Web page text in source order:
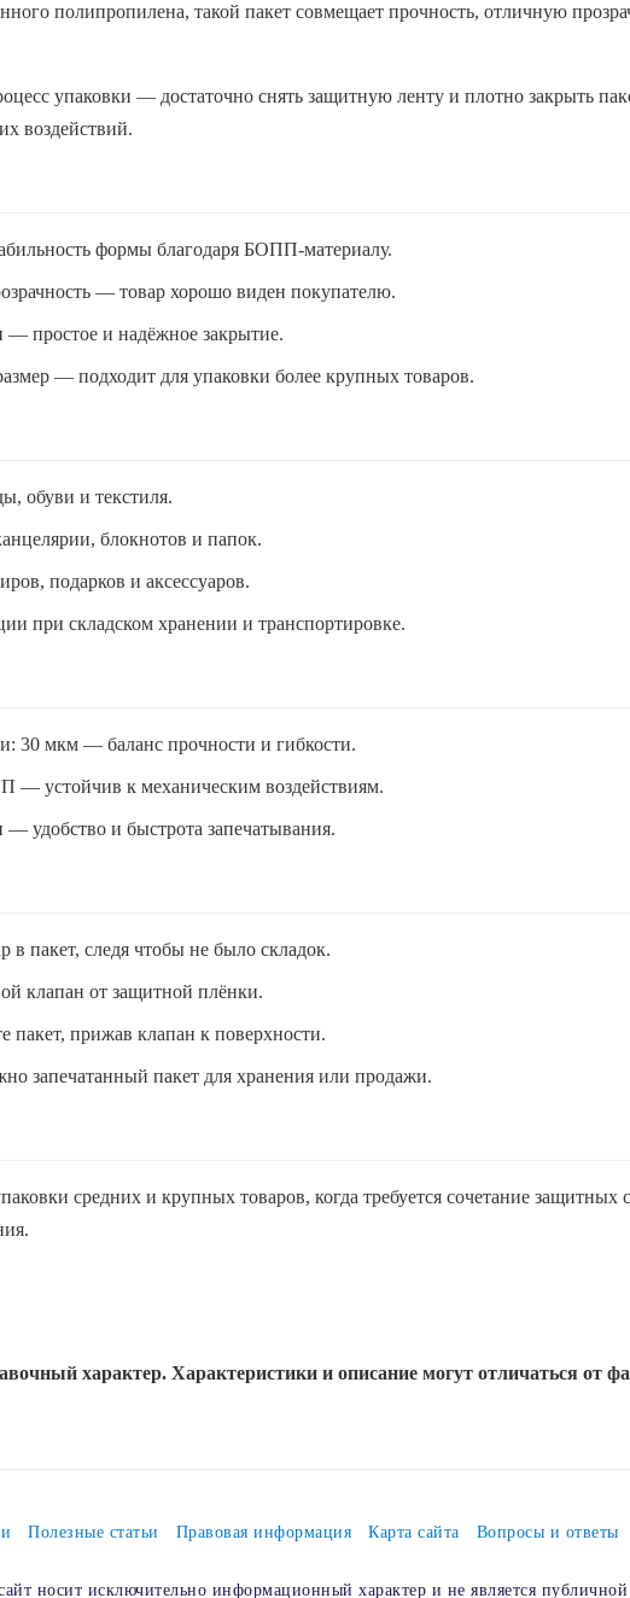
полипропилена, такой пакет совмещает прочность, отличную
упаковки — достаточно снять защитную ленту и плотно закрыть
воздействий.
формы благодаря БОПП-материалу.
— товар хорошо виден покупателю.
— простое и надёжное закрытие.
— подходит для упаковки более крупных товаров.
обуви и текстиля.
блокнотов и папок.
подарков и аксессуаров.
при складском хранении и транспортировке.
30 мкм — баланс прочности и гибкости.
— устойчив к механическим воздействиям.
— удобство и быстрота запечатывания.
в пакет, следя чтобы не было складок.
клапан от защитной плёнки.
пакет, прижав клапан к поверхности.
запечатанный пакет для хранения или продажи.
средних и крупных товаров, когда требуется сочетание
характер. Характеристики и описание могут отличаться от
Полезные статьи Правовая информация Карта сайта Вопросы и ответы
носит исключительно информационный характер и не является